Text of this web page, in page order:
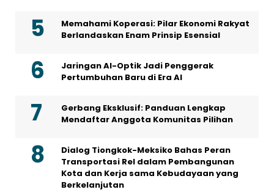
Memahami Koperasi: Pilar Ekonomi Rakyat
Berlandaskan Enam Prinsip Esensial
Jaringan AI-Optik Jadi Penggerak
Pertumbuhan Baru di Era AI
Gerbang Eksklusif: Panduan Lengkap
Mendaftar Anggota Komunitas Pilihan
Dialog Tiongkok-Meksiko Bahas Peran
Transportasi Rel dalam Pembangunan
Kota dan Kerja sama Kebudayaan yang
Berkelanjutan